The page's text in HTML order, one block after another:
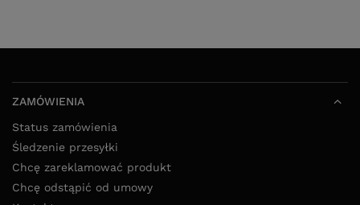
ZAMÓWIENIA
Status zamówienia
Śledzenie przesyłki
Chcę zareklamować produkt
Chcę odstąpić od umowy